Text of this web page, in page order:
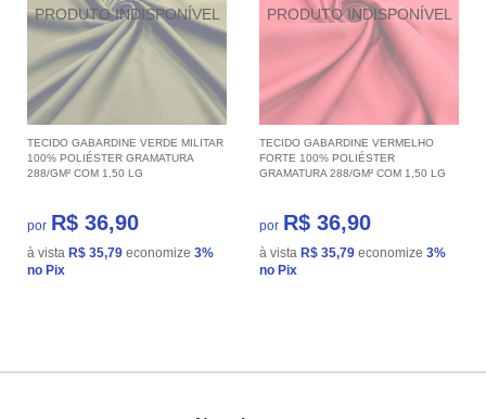
TECIDO GABARDINE VERDE MILITAR
100% POLIÉSTER GRAMATURA
288/GM² COM 1,50 LG
por R$ 36,90
à vista R$ 35,79 economize 3%
no Pix
TECIDO GABARDINE VERMELHO
FORTE 100% POLIÉSTER
GRAMATURA 288/GM² COM 1,50 LG
por R$ 36,90
à vista R$ 35,79 economize 3%
no Pix